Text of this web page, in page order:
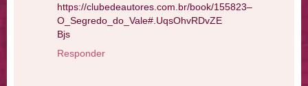
https://clubedeautores.com.br/book/155823–
O_Segredo_do_Vale#.UqsOhvRDvZE
Bjs
Responder